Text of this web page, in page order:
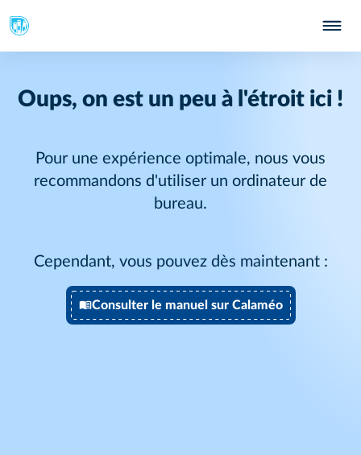
Oups, on est un peu à l'étroit ici !
Pour une expérience optimale, nous vous
recommandons d'utiliser un ordinateur de
bureau.
Cependant, vous pouvez dès maintenant :
Consulter le manuel sur Calaméo